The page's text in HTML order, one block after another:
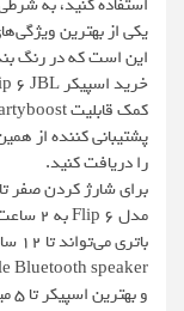
استفاده کنید، به
این است که در رنگ
پشتیبانی کننده از
را دریافت کنید.
برای شارژ کردن صفر
و بهترین اسپیکر تا 5 میلیون در بازار ایران است.